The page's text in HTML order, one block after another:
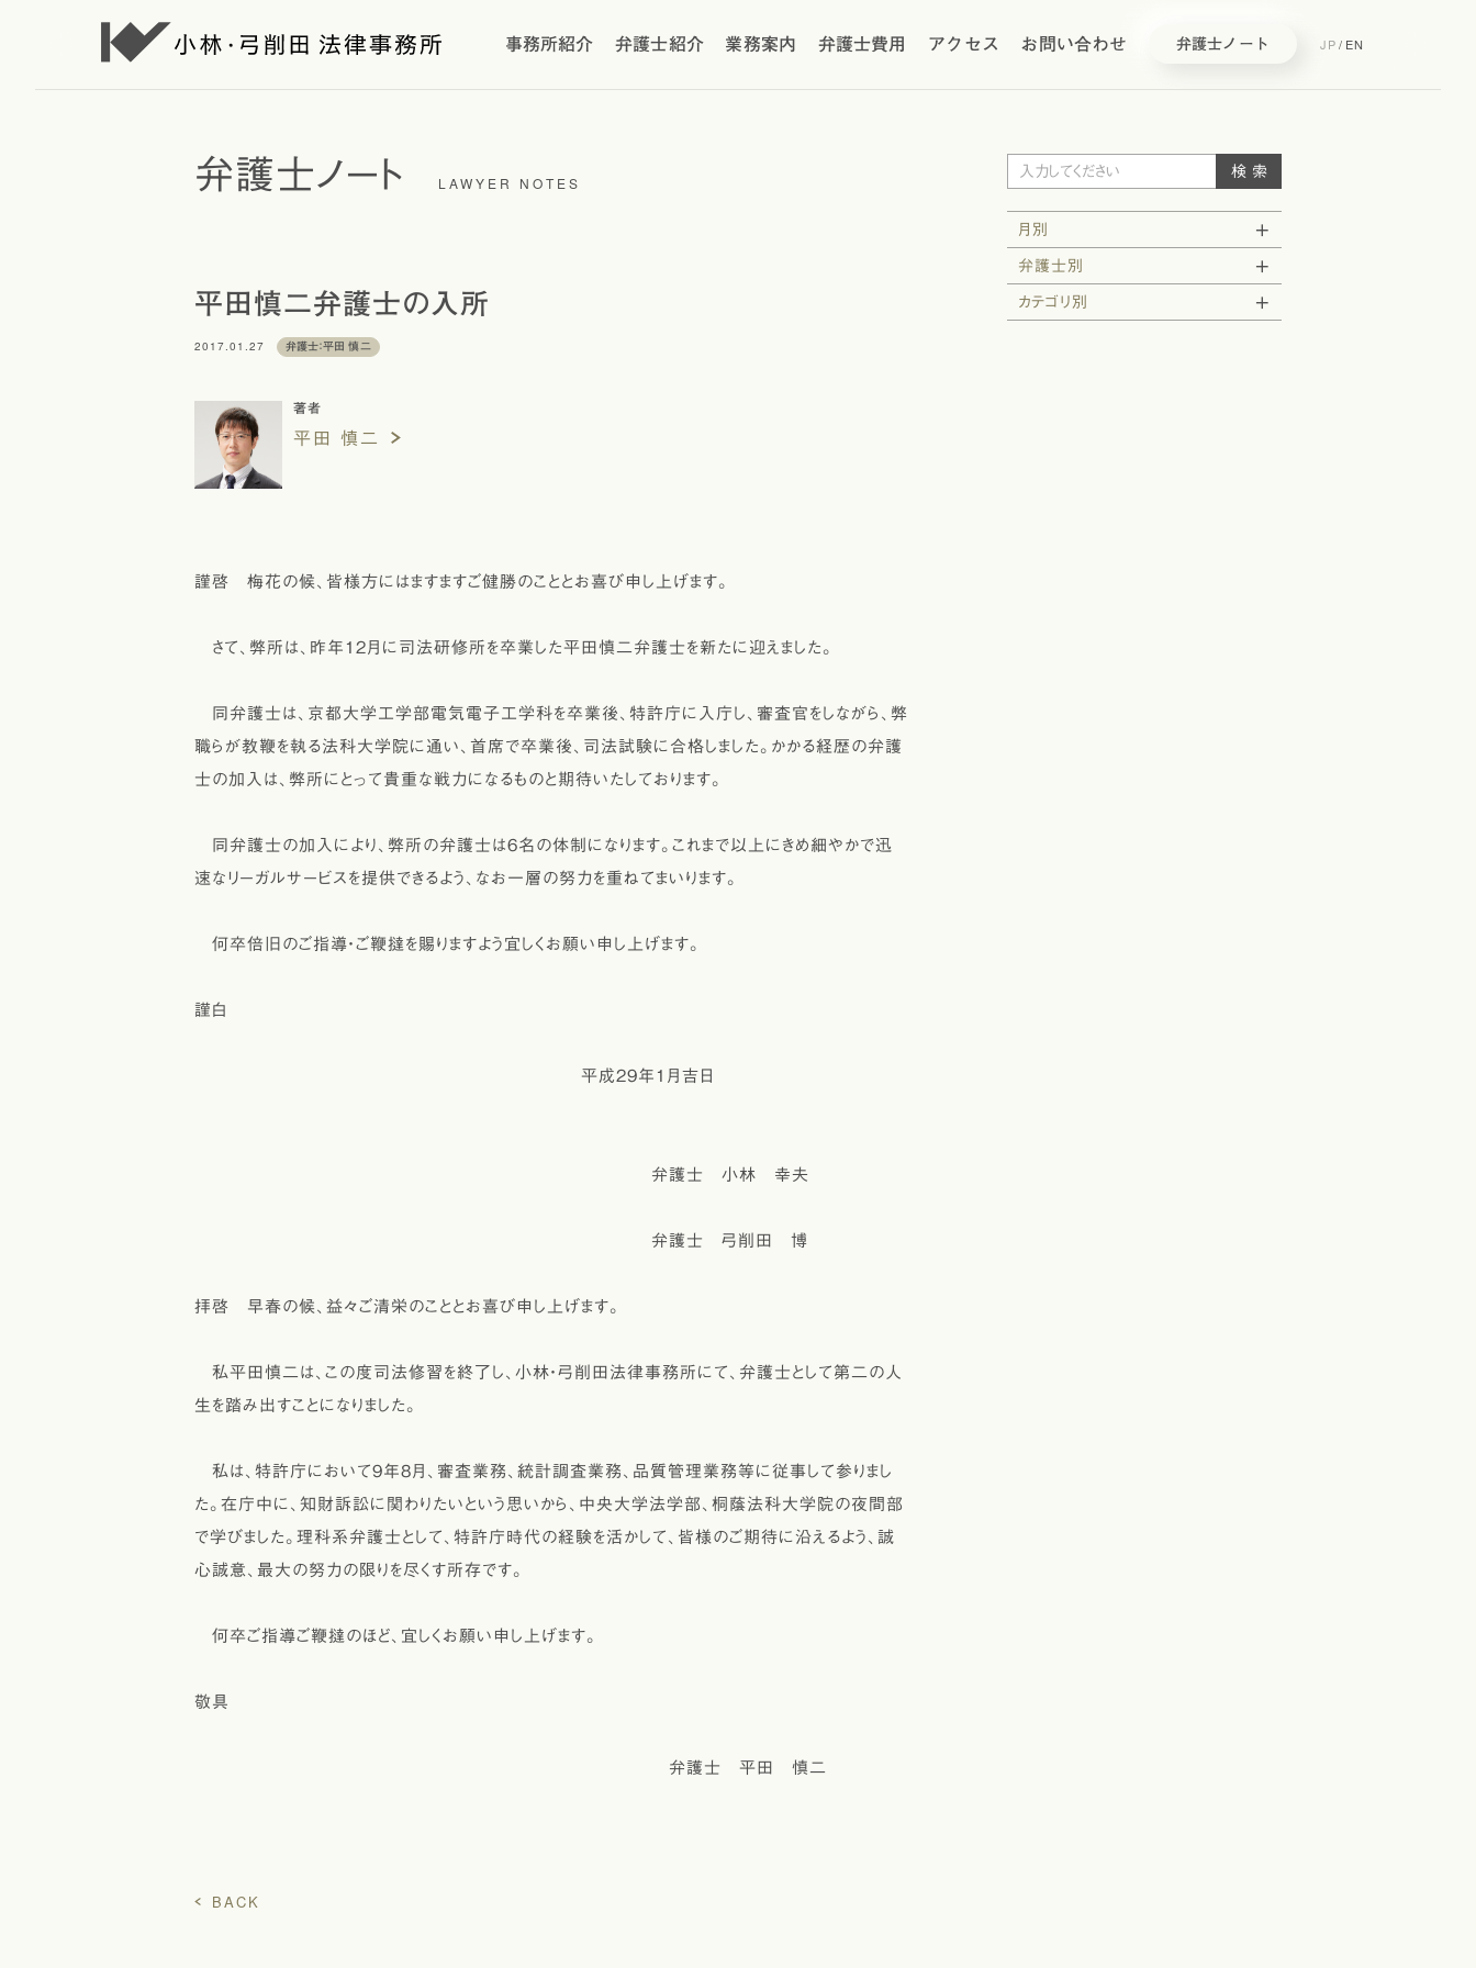
事務所紹介 弁護士紹介 業務案内 弁護士費用 アクセス お問い合わせ 弁護士ノート JP/ EN
弁護士ノート LAWYER NOTES
平田慎二弁護士の入所
2017.01.27 弁護士：平田 慎二
著者
平田 慎二
謹啓 梅花の候、皆様方にはますますご健勝のこととお喜び申し上げます。
さて、弊所は、昨年12月に司法研修所を卒業した平田慎二弁護士を新たに迎えました。
同弁護士は、京都大学工学部電気電子工学科を卒業後、特許庁に入庁し、審査官をしながら、弊
職らが教鞭を執る法科大学院に通い、首席で卒業後、司法試験に合格しました。かかる経歴の弁護
士の加入は、弊所にとって貴重な戦力になるものと期待いたしております。
同弁護士の加入により、弊所の弁護士は6名の体制になります。これまで以上にきめ細やかで迅
速なリーガルサービスを提供できるよう、なお一層の努力を重ねてまいります。
何卒倍旧のご指導・ご鞭撻を賜りますよう宜しくお願い申し上げます。
謹白
平成29年1月吉日
弁護士 小林 幸夫
弁護士 弓削田 博
拝啓 早春の候、益々ご清栄のこととお喜び申し上げます。
私平田慎二は、この度司法修習を終了し、小林・弓削田法律事務所にて、弁護士として第二の人
生を踏み出すことになりました。
私は、特許庁において9年8月、審査業務、統計調査業務、品質管理業務等に従事して参りまし
た。在庁中に、知財訴訟に関わりたいという思いから、中央大学法学部、桐蔭法科大学院の夜間部
で学びました。理科系弁護士として、特許庁時代の経験を活かして、皆様のご期待に沿えるよう、誠
心誠意、最大の努力の限りを尽くす所存です。
何卒ご指導ご鞭撻のほど、宜しくお願い申し上げます。
敬具
弁護士 平田 慎二
BACK
月別
弁護士別
カテゴリ別